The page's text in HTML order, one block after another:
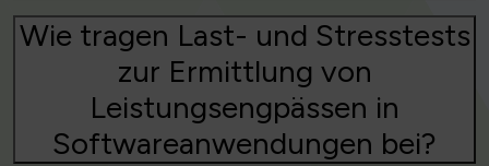
Wie tragen Last- und Stresstests
zur Ermittlung von
Leistungsengpässen in
Softwareanwendungen bei?